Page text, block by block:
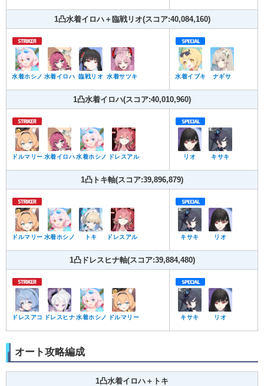
1凸水着イロハ＋臨戦リオ(スコア:40,084,160)
水着ホシノ 水着イロハ 臨戦リオ 水着サツキ 水着イブキ ナギサ
1凸水着イロハ(スコア:40,010,960)
ドルマリー 水着イロハ 水着ホシノ ドレスアル リオ キサキ
1凸トキ軸(スコア:39,896,879)
ドルマリー 水着ホシノ トキ ドレスアル キサキ リオ
1凸ドレスヒナ軸(スコア:39,884,480)
ドレスアコ ドレスヒナ 水着ホシノ ドルマリー キサキ リオ
オート攻略編成
1凸水着イロハ＋トキ